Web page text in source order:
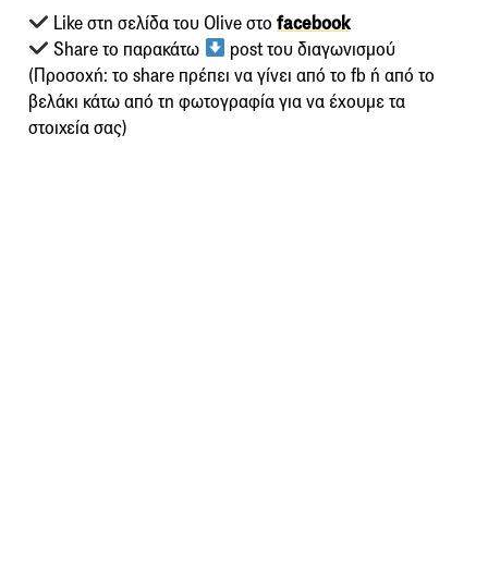
Like στη σελίδα του Olive στοfacebook
Share το παρακάτω
post του διαγωνισμού
(Προσοχή: το share πρέπει να γίνει από το fb ή από το
βελάκι κάτω από τη φωτογραφία για να έχουμε τα
στοιχεία σας)